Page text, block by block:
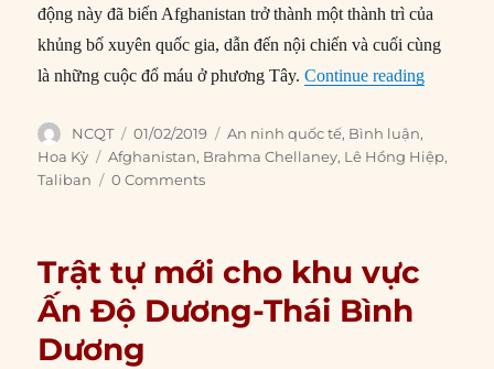
động này đã biến Afghanistan trở thành một thành trì của
khủng bố xuyên quốc gia, dẫn đến nội chiến và cuối cùng
là những cuộc đổ máu ở phương Tây.Continue reading“Món
Author
NCQT
Posted
on
01/02/2019 Categories
An ninh quốc tế, Bình luận,
Hoa Kỳ
Tags
Afghanistan, Brahma Chellaney, Lê Hồng Hiệp,
Taliban
0 Comments
Trật tự mới cho khu vực
Ấn Độ Dương-Thái Bình
Dương